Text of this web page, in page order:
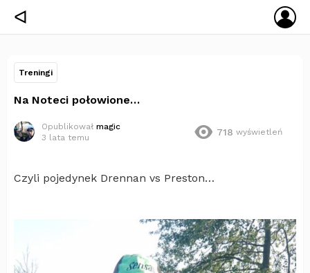
ᐊ
Treningi
Na Noteci połowione…
Opublikował magic
3 lata temu
718 wyświetleń
Czyli pojedynek Drennan vs Preston…